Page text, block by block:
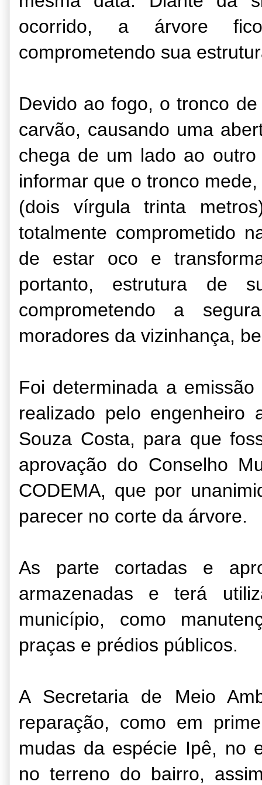
ocorrido, a árvore
comprometendo sua
Devido ao fogo, o tronco
carvão, causando uma
chega de um lado ao
informar que o tronco
(dois vírgula trinta
totalmente comprometido
de estar oco e
portanto, estrutura de
comprometendo a
moradores da vizinhança,
Foi determinada a
realizado pelo engenheiro
Souza Costa, para que
aprovação do Conselho
CODEMA, que por
parecer no corte da árvore.
As parte cortadas e
armazenadas e terá
município, como
praças e prédios públicos.
A Secretaria de Meio
reparação, como em
mudas da espécie Ipê, no
no terreno do bairro,